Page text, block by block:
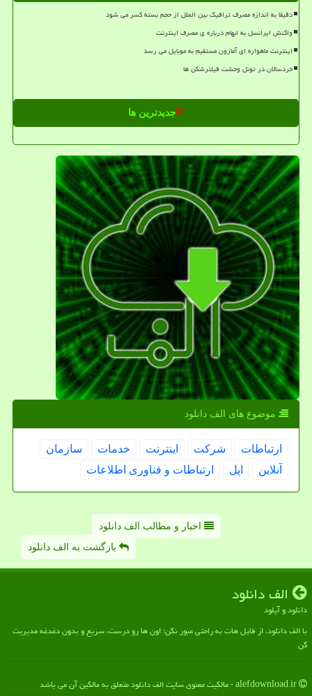
دقیقا به اندازه مصرف ترافیک بین الملل از حجم بسته کسر می شود
واکنش ایرانسل به ابهام درباره ی مصرف اینترنت
اینترنت ماهواره ای آمازون مستقیم به موبایل می رسد
خردسالان در تونل وحشت فیلترشکن ها
جدیدترین ها
موضوع های الف دانلود
ارتباطات شركت اینترنت خدمات
سازمان
آنلاین
اپل ارتباطات و فناوری اطلاعات
اخبار و مطالب الف دانلود
بازگشت به الف دانلود
الف دانلود
دانلود و آپلود
با الف دانلود، از فایل هات به راحتی عبور نکن؛ اون ها رو درست، سریع و بدون دغدغه مدیریت
کن